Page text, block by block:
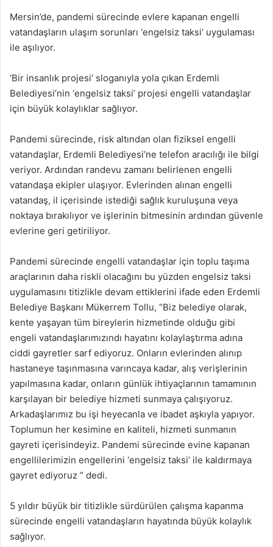
Mersin’de, pandemi sürecinde evlere kapanan engelli
vatandaşların ulaşım sorunları ‘engelsiz taksi’ uygulaması
ile aşılıyor.
‘Bir insanlık projesi’ sloganıyla yola çıkan Erdemli
Belediyesi’nin ‘engelsiz taksi’ projesi engelli vatandaşlar
için büyük kolaylıklar sağlıyor.
Pandemi sürecinde, risk altından olan fiziksel engelli
vatandaşlar, Erdemli Belediyesi’ne telefon aracılığı ile bilgi
veriyor. Ardından randevu zamanı belirlenen engelli
vatandaşa ekipler ulaşıyor. Evlerinden alınan engelli
vatandaş, il içerisinde istediği sağlık kuruluşuna veya
noktaya bırakılıyor ve işlerinin bitmesinin ardından güvenle
evlerine geri getiriliyor.
Pandemi sürecinde engelli vatandaşlar için toplu taşıma
araçlarının daha riskli olacağını bu yüzden engelsiz taksi
uygulamasını titizlikle devam ettiklerini ifade eden Erdemli
Belediye Başkanı Mükerrem Tollu, “Biz belediye olarak,
kente yaşayan tüm bireylerin hizmetinde olduğu gibi
engeli vatandaşlarımızındı hayatını kolaylaştırma adına
ciddi gayretler sarf ediyoruz. Onların evlerinden alınıp
hastaneye taşınmasına varıncaya kadar, alış verişlerinin
yapılmasına kadar, onların günlük ihtiyaçlarının tamamının
karşılayan bir belediye hizmeti sunmaya çalışıyoruz.
Arkadaşlarımız bu işi heyecanla ve ibadet aşkıyla yapıyor.
Toplumun her kesimine en kaliteli, hizmeti sunmanın
gayreti içerisindeyiz. Pandemi sürecinde evine kapanan
engellilerimizin engellerini ‘engelsiz taksi’ ile kaldırmaya
gayret ediyoruz ” dedi.
5 yıldır büyük bir titizlikle sürdürülen çalışma kapanma
sürecinde engelli vatandaşların hayatında büyük kolaylık
sağlıyor.